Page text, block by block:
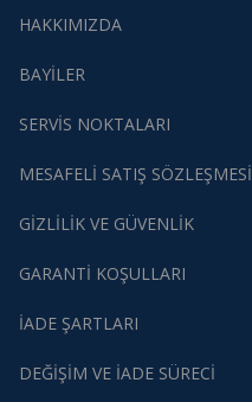
HAKKIMIZDA
BAYİLER
SERVİS NOKTALARI
MESAFELİ SATIŞ SÖZLEŞMESİ
GİZLİLİK VE GÜVENLİK
GARANTİ KOŞULLARI
İADE ŞARTLARI
DEĞİŞİM VE İADE SÜRECİ